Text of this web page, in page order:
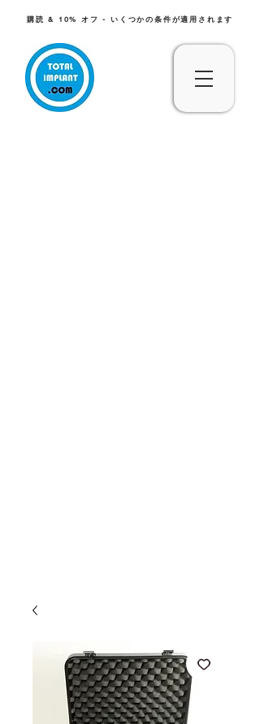
購読 & 10% オフ - いくつかの条件が適用されます